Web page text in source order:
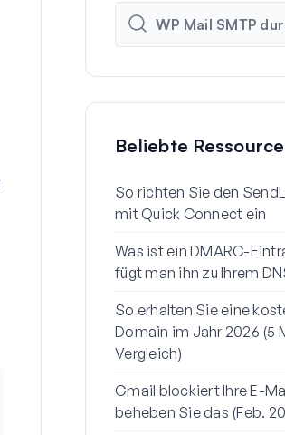
Beliebte
So richten Sie den
mit Quick Connect ein
Was ist ein DMARC-
fügt man ihn zu Ihrem
So erhalten Sie eine
Domain im Jahr 2026 (5
Vergleich)
Gmail blockiert Ihre E-
beheben Sie das (Feb.